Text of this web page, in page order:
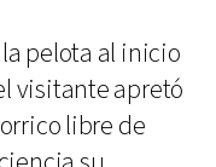
pelota al inicio
visitante apretó
libre de